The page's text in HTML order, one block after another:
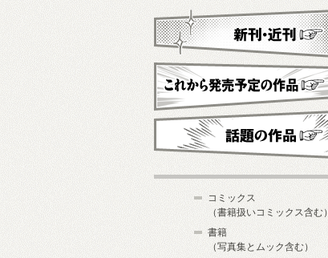
新刊・近刊
これから発売予定
コミックス
（書籍扱いコミックス含む）
書籍
（写真集とムック含む）